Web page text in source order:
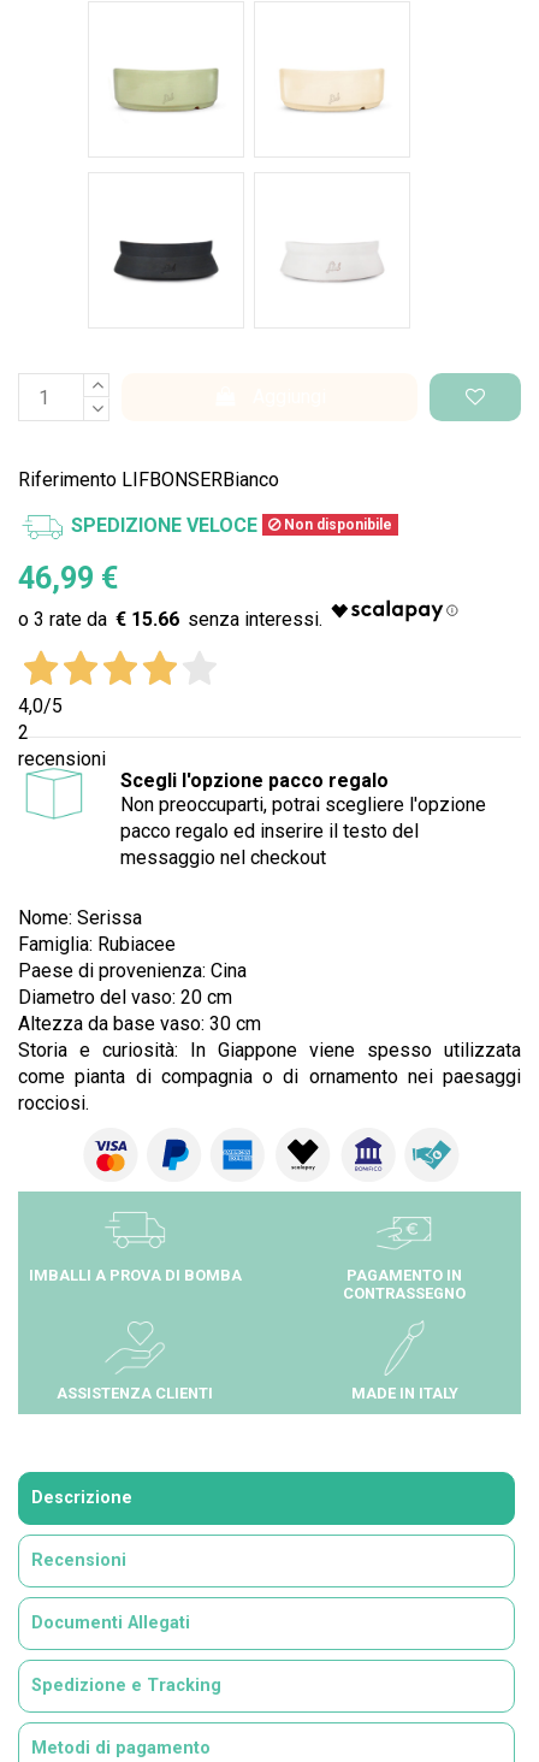
Riferimento LIFBONSERBianco
SPEDIZIONE VELOCE Non disponibile
46,99 €
€ 15.66
4,0/5
2
recensioni
Scegli l'opzione pacco regalo
Non preoccuparti, potrai scegliere l'opzione
pacco regalo ed inserire il testo del
messaggio nel checkout
Nome: Serissa
Famiglia: Rubiacee
Paese di provenienza: Cina
Diametro del vaso: 20 cm
Altezza da base vaso: 30 cm
Storia e curiosità: In Giappone viene spesso utilizzata
come pianta di compagnia o di ornamento nei paesaggi
rocciosi.
IMBALLI A PROVA DI BOMBA
PAGAMENTO IN
CONTRASSEGNO
ASSISTENZA CLIENTI MADE IN ITALY
Descrizione
Recensioni
Documenti Allegati
Spedizione e Tracking
Metodi di pagamento